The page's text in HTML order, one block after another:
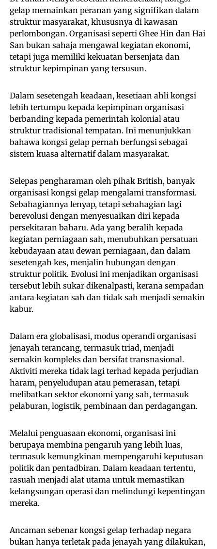
gelap memainkan peranan yang signifikan dalam
struktur masyarakat, khususnya di kawasan
perlombongan. Organisasi seperti Ghee Hin dan Hai
San bukan sahaja mengawal kegiatan ekonomi,
tetapi juga memiliki kekuatan bersenjata dan
struktur kepimpinan yang tersusun.
Dalam sesetengah keadaan, kesetiaan ahli kongsi
lebih tertumpu kepada kepimpinan organisasi
berbanding kepada pemerintah kolonial atau
struktur tradisional tempatan. Ini menunjukkan
bahawa kongsi gelap pernah berfungsi sebagai
sistem kuasa alternatif dalam masyarakat.
Selepas pengharaman oleh pihak British, banyak
organisasi kongsi gelap mengalami transformasi.
Sebahagiannya lenyap, tetapi sebahagian lagi
berevolusi dengan menyesuaikan diri kepada
persekitaran baharu. Ada yang beralih kepada
kegiatan perniagaan sah, menubuhkan persatuan
kebudayaan atau dewan perniagaan, dan dalam
sesetengah kes, menjalin hubungan dengan
struktur politik. Evolusi ini menjadikan organisasi
tersebut lebih sukar dikenalpasti, kerana sempadan
antara kegiatan sah dan tidak sah menjadi semakin
kabur.
Dalam era globalisasi, modus operandi organisasi
jenayah terancang, termasuk triad, menjadi
semakin kompleks dan bersifat transnasional.
Aktiviti mereka tidak lagi terhad kepada perjudian
haram, penyeludupan atau pemerasan, tetapi
melibatkan sektor ekonomi yang sah, termasuk
pelaburan, logistik, pembinaan dan perdagangan.
Melalui penguasaan ekonomi, organisasi ini
berupaya membina pengaruh yang lebih luas,
termasuk kemungkinan mempengaruhi keputusan
politik dan pentadbiran. Dalam keadaan tertentu,
rasuah menjadi alat utama untuk memastikan
kelangsungan operasi dan melindungi kepentingan
mereka.
Ancaman sebenar kongsi gelap terhadap negara
bukan hanya terletak pada jenayah yang dilakukan,